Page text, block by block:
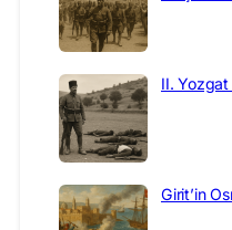
II. Yozgat
Girit’in